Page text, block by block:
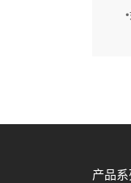
产品